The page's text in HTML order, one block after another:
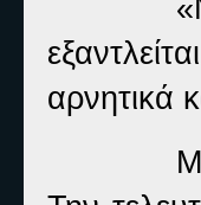
αρνητικά